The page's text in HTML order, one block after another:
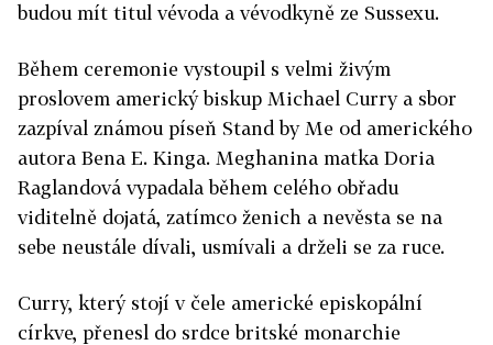
budou mít titul vévoda a vévodkyně ze Sussexu.
Během ceremonie vystoupil s velmi živým
proslovem americký biskup Michael Curry a sbor
zazpíval známou píseň Stand by Me od amerického
autora Bena E. Kinga. Meghanina matka Doria
Raglandová vypadala během celého obřadu
viditelně dojatá, zatímco ženich a nevěsta se na
sebe neustále dívali, usmívali a drželi se za ruce.
Curry, který stojí v čele americké episkopální
církve, přenesl do srdce britské monarchie